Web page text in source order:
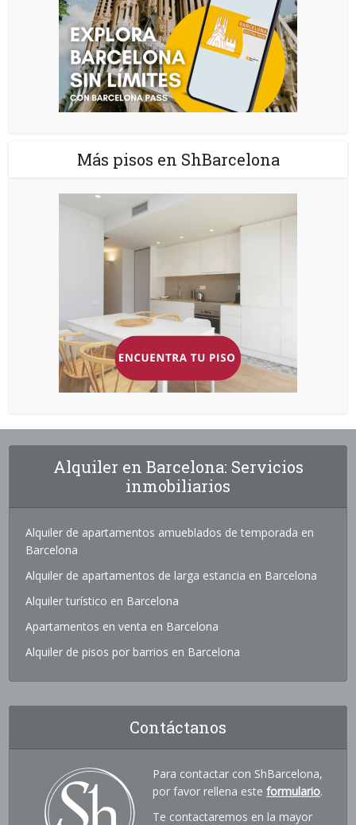
Más pisos en ShBarcelona
Alquiler en Barcelona: Servicios
inmobiliarios
Alquiler de apartamentos amueblados de temporada en
Barcelona
Alquiler de apartamentos de larga estancia en Barcelona
Alquiler turístico en Barcelona
Apartamentos en venta en Barcelona
Alquiler de pisos por barrios en Barcelona
Contáctanos
Para contactar con ShBarcelona,
por favor rellena esteformulario.
Te contactaremos en la mayor